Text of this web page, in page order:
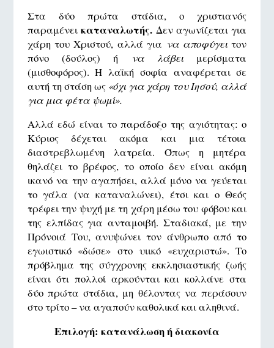
Στα δύο πρώτα στάδια, ο χριστιανός
παραμένεικαταναλωτής. Δεν αγωνίζεται για
χάρη του Χριστού, αλλά για να αποφύγειτον
πόνο (δούλος) ή
να λάβειμερίσματα
(μισθοφόρος). Η λαϊκή σοφία αναφέρεται σε
αυτή τη στάση ως «όχι για χάρη του Ιησού, αλλά
για μια φέτα ψωμί».
Αλλά εδώ είναι το παράδοξο της αγιότητας: ο
Κύριος δέχεται ακόμα και μια τέτοια
διαστρεβλωμένη λατρεία. Όπως η μητέρα
θηλάζει το βρέφος, το οποίο δεν είναι ακόμη
ικανό να την αγαπήσει, αλλά μόνο να γεύεται
το γάλα (να καταναλώνει), έτσι και ο Θεός
τρέφει την ψυχή με τη χάρη μέσω του φόβου και
της ελπίδας για ανταμοιβή. Σταδιακά, με την
Πρόνοιά Του, ανυψώνει τον άνθρωπο από το
εγωιστικό «δώσε» στο υιικό «ευχαριστώ». Το
πρόβλημα της σύγχρονης εκκλησιαστικής ζωής
είναι ότι πολλοί αρκούνται και κολλάνε στα
δύο πρώτα στάδια, μη θέλοντας να περάσουν
στο τρίτο – να αγαπούν καθολικά και αληθινά.
Επιλογή: κατανάλωση ή διακονία